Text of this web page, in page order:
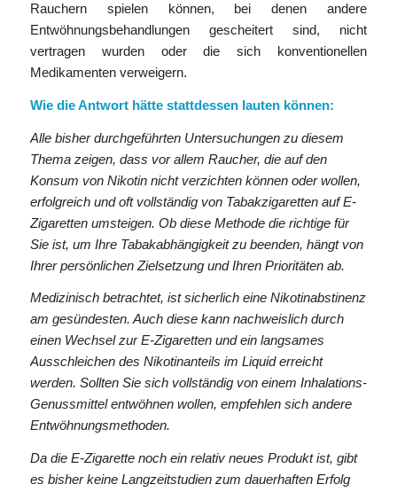
Rauchern spielen können, bei denen andere
Entwöhnungsbehandlungen gescheitert sind, nicht
vertragen wurden oder die sich konventionellen
Medikamenten verweigern.
Wie die Antwort hätte stattdessen lauten können:
Alle bisher durchgeführten Untersuchungen zu diesem
Thema zeigen, dass vor allem Raucher, die auf den
Konsum von Nikotin nicht verzichten können oder wollen,
erfolgreich und oft vollständig von Tabakzigaretten auf E-
Zigaretten umsteigen. Ob diese Methode die richtige für
Sie ist, um Ihre Tabakabhängigkeit zu beenden, hängt von
Ihrer persönlichen Zielsetzung und Ihren Prioritäten ab.
Medizinisch betrachtet, ist sicherlich eine Nikotinabstinenz
am gesündesten. Auch diese kann nachweislich durch
einen Wechsel zur E-Zigaretten und ein langsames
Ausschleichen des Nikotinanteils im Liquid erreicht
werden. Sollten Sie sich vollständig von einem Inhalations-
Genussmittel entwöhnen wollen, empfehlen sich andere
Entwöhnungsmethoden.
Da die E-Zigarette noch ein relativ neues Produkt ist, gibt
es bisher keine Langzeitstudien zum dauerhaften Erfolg